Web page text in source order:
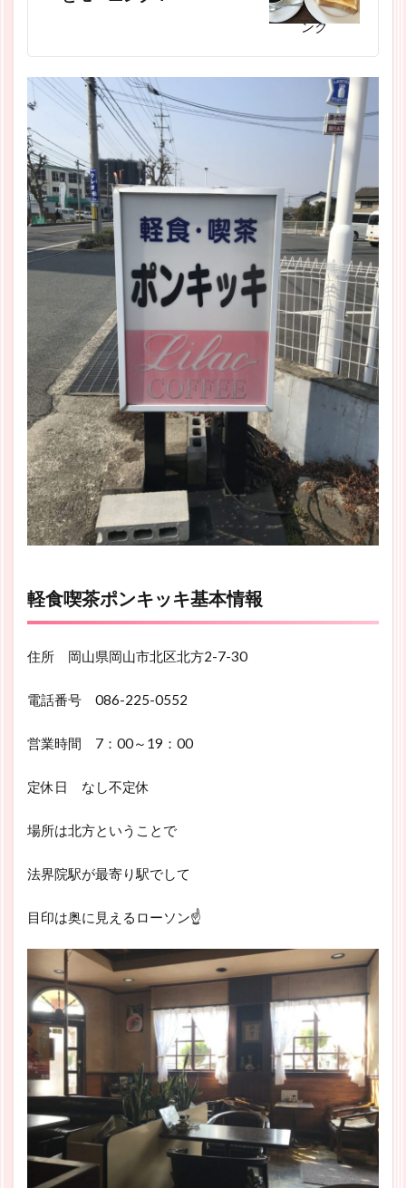
ンク
軽食喫茶ポンキッキ基本情報
住所 岡山県岡山市北区北方2-7-30
電話番号 086-225-0552
営業時間 7：00～19：00
定休日 なし不定休
場所は北方ということで
法界院駅が最寄り駅でして
目印は奥に見えるローソン☝